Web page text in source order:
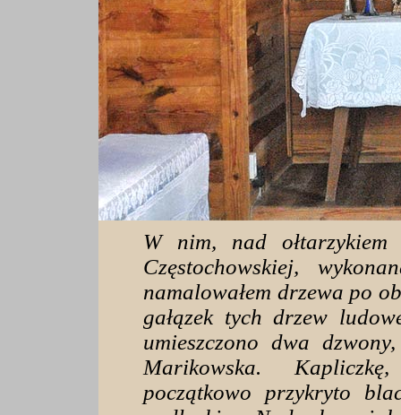
W nim, nad
Częstochowskiej,
namalowałem drzewa po
gałązek tych drzew
umieszczono dwa
Marikowska.
początkowo przykryto